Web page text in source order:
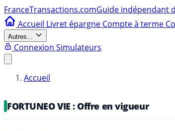
FranceTransactions.comGuide indépendant
Accueil Livret épargne Compte à terme
Autres...
Connexion Simulateurs
Accueil
FORTUNEO VIE : Offre en vigueur